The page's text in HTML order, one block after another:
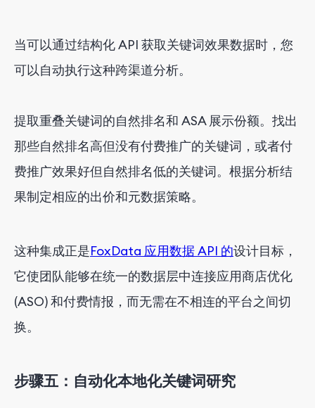
当可以通过结构化 API 获取关键词效果数据时，您
可以自动执行这种跨渠道分析。
提取重叠关键词的自然排名和 ASA 展示份额。找出
那些自然排名高但没有付费推广的关键词，或者付
费推广效果好但自然排名低的关键词。根据分析结
果制定相应的出价和元数据策略。
这种集成正是FoxData 应用数据 API 的设计目标，
它使团队能够在统一的数据层中连接应用商店优化
(ASO) 和付费情报，而无需在不相连的平台之间切
换。
步骤五：自动化本地化关键词研究